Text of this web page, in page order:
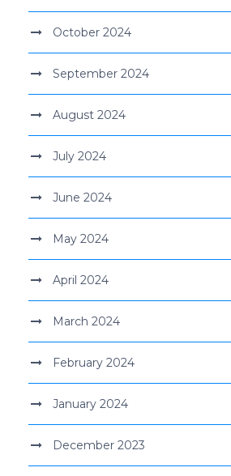
October 2024
September 2024
August 2024
July 2024
June 2024
May 2024
April 2024
March 2024
February 2024
January 2024
December 2023